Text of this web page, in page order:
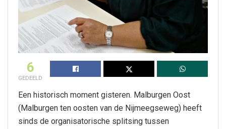
6
GEDEELD
Een historisch moment gisteren. Malburgen Oost
(Malburgen ten oosten van de Nijmeegseweg) heeft
sinds de organisatorische splitsing tussen